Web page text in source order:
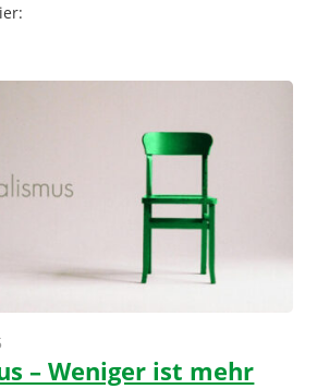
– Weniger ist mehr